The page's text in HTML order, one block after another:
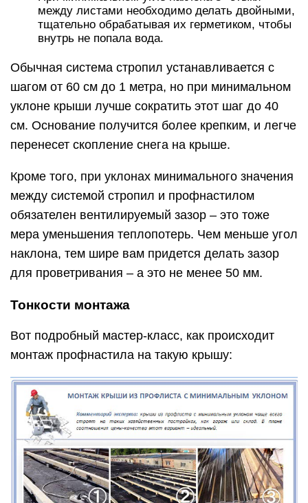
между листами необходимо делать двойными,
тщательно обрабатывая их герметиком, чтобы
внутрь не попала вода.
Обычная система стропил устанавливается с
шагом от 60 см до 1 метра, но при минимальном
уклоне крыши лучше сократить этот шаг до 40
см. Основание получится более крепким, и легче
перенесет скопление снега на крыше.
Кроме того, при уклонах минимального значения
между системой стропил и профнастилом
обязателен вентилируемый зазор – это тоже
мера уменьшения теплопотерь. Чем меньше угол
наклона, тем шире вам придется делать зазор
для проветривания – а это не менее 50 мм.
Тонкости монтажа
Вот подробный мастер-класс, как происходит
монтаж профнастила на такую крышу: